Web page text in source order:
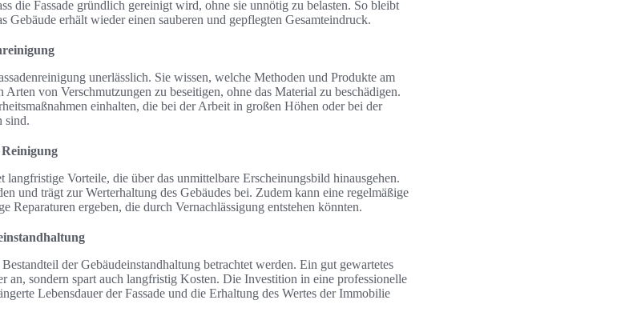
die Fassade gründlich gereinigt wird, ohne sie unnötig zu belasten. So bleibt
Gebäude erhält wieder einen sauberen und gepflegten Gesamteindruck.
unerlässlich. Sie wissen, welche Methoden und Produkte am
Arten von Verschmutzungen zu beseitigen, ohne das Material zu beschädigen.
einhalten, die bei der Arbeit in großen Höhen oder bei der
sind.
langfristige Vorteile, die über das unmittelbare Erscheinungsbild hinausgehen.
und trägt zur Werterhaltung des Gebäudes bei. Zudem kann eine regelmäßige
Reparaturen ergeben, die durch Vernachlässigung entstehen könnten.
der Gebäudeinstandhaltung betrachtet werden. Ein gut gewartetes
an, sondern spart auch langfristig Kosten. Die Investition in eine professionelle
Lebensdauer der Fassade und die Erhaltung des Wertes der Immobilie